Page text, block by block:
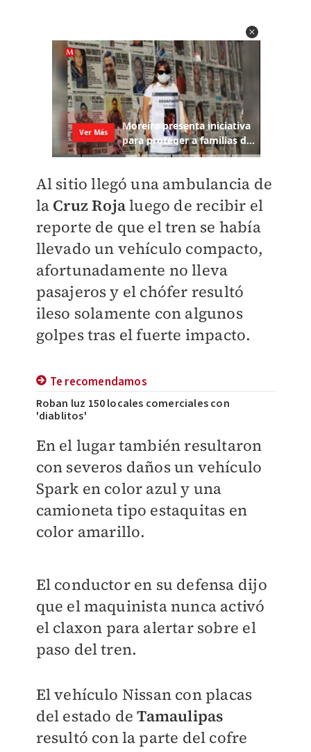
Al sitio llegó una ambulancia de
la Cruz Rojaluego de recibir el
reporte de que el tren se había
llevado un vehículo compacto,
afortunadamente no lleva
pasajeros y el chófer resultó
ileso solamente con algunos
golpes tras el fuerte impacto.
Te recomendamos
Roban luz 150 locales comerciales con
'diablitos'
En el lugar también resultaron
con severos daños un vehículo
Spark en color azul y una
camioneta tipo estaquitas en
color amarillo.
El conductor en su defensa dijo
que el maquinista nunca activó
el claxon para alertar sobre el
paso del tren.
El vehículo Nissan con placas
del estado deTamaulipas
resultó con la parte del cofre